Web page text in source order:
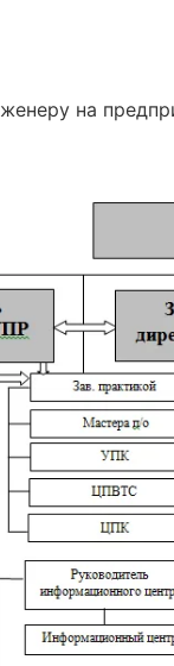
на